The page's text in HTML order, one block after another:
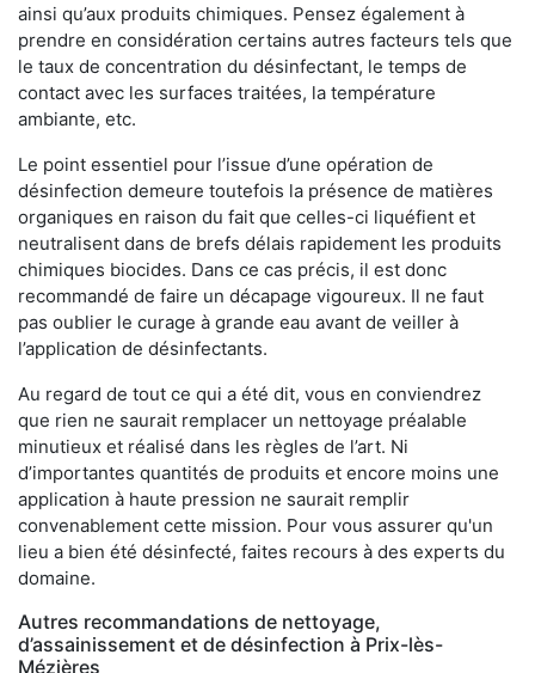
ainsi qu’aux produits chimiques. Pensez également à
prendre en considération certains autres facteurs tels que
le taux de concentration du désinfectant, le temps de
contact avec les surfaces traitées, la température
ambiante, etc.
Le point essentiel pour l’issue d’une opération de
désinfection demeure toutefois la présence de matières
organiques en raison du fait que celles-ci liquéfient et
neutralisent dans de brefs délais rapidement les produits
chimiques biocides. Dans ce cas précis, il est donc
recommandé de faire un décapage vigoureux. Il ne faut
pas oublier le curage à grande eau avant de veiller à
l’application de désinfectants.
Au regard de tout ce qui a été dit, vous en conviendrez
que rien ne saurait remplacer un nettoyage préalable
minutieux et réalisé dans les règles de l’art. Ni
d’importantes quantités de produits et encore moins une
application à haute pression ne saurait remplir
convenablement cette mission. Pour vous assurer qu'un
lieu a bien été désinfecté, faites recours à des experts du
domaine.
Autres recommandations de nettoyage,
d’assainissement et de désinfection à Prix-lès-
Mézières